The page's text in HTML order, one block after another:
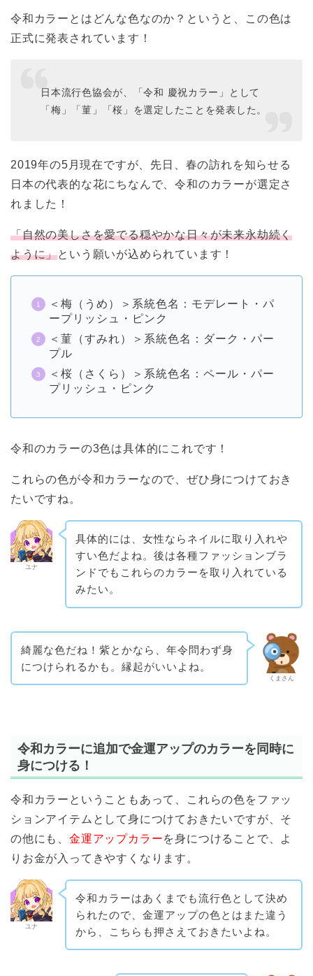
令和カラーとはどんな色なのか？というと、この色は
正式に発表されています！
日本流行色協会が、「令和 慶祝カラー」として
「梅」「菫」「桜」を選定したことを発表した。
2019年の5月現在ですが、先日、春の訪れを知らせる
日本の代表的な花にちなんで、令和のカラーが選定さ
れました！
「自然の美しさを愛でる穏やかな日々が未来永劫続く
ように」という願いが込められています！
＜梅（うめ）＞系統色名：モデレート・パ
ープリッシュ・ピンク
＜菫（すみれ）＞系統色名：ダーク・パー
プル
＜桜（さくら）＞系統色名：ペール・パー
プリッシュ・ピンク
令和のカラーの3色は具体的にこれです！
これらの色が令和カラーなので、ぜひ身につけておき
たいですね。
ユナ
具体的には、女性ならネイルに取り入れや
すい色だよね。後は各種ファッションブラ
ンドでもこれらのカラーを取り入れている
みたい。
くまさん
綺麗な色だね！紫とかなら、年令問わず身
につけられるかも。縁起がいいよね。
令和カラーに追加で金運アップのカラーを同時に
身につける！
令和カラーということもあって、これらの色をファッ
ションアイテムとして身につけておきたいですが、そ
の他にも、 金運アップカラーを身につけることで、よ
りお金が入ってきやすくなります。
ユナ
令和カラーはあくまでも流行色として決め
られたので、金運アップの色とはまた違う
から、こちらも押さえておきたいよね。